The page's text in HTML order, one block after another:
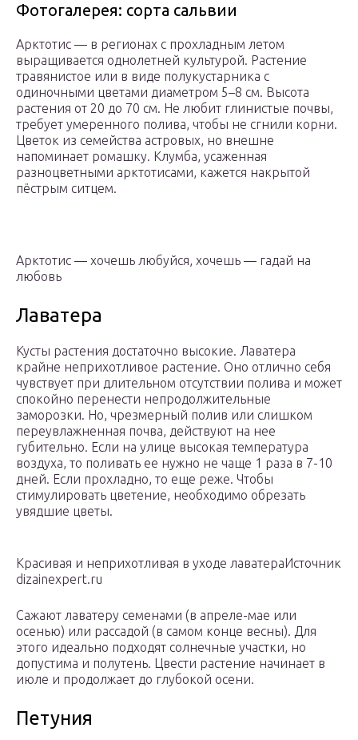
Фотогалерея: сорта сальвии
Арктотис — в регионах с прохладным летом
выращивается однолетней культурой. Растение
травянистое или в виде полукустарника с
одиночными цветами диаметром 5–8 см. Высота
растения от 20 до 70 см. Не любит глинистые почвы,
требует умеренного полива, чтобы не сгнили корни.
Цветок из семейства астровых, но внешне
напоминает ромашку. Клумба, усаженная
разноцветными арктотисами, кажется накрытой
пёстрым ситцем.
Арктотис — хочешь любуйся, хочешь — гадай на
любовь
Лаватера
Кусты растения достаточно высокие. Лаватера
крайне неприхотливое растение. Оно отлично себя
чувствует при длительном отсутствии полива и может
спокойно перенести непродолжительные
заморозки. Но, чрезмерный полив или слишком
переувлажненная почва, действуют на нее
губительно. Если на улице высокая температура
воздуха, то поливать ее нужно не чаще 1 раза в 7-10
дней. Если прохладно, то еще реже. Чтобы
стимулировать цветение, необходимо обрезать
увядшие цветы.
Красивая и неприхотливая в уходе лаватераИсточник
dizainexpert.ru
Сажают лаватеру семенами (в апреле-мае или
осенью) или рассадой (в самом конце весны). Для
этого идеально подходят солнечные участки, но
допустима и полутень. Цвести растение начинает в
июле и продолжает до глубокой осени.
Петуния